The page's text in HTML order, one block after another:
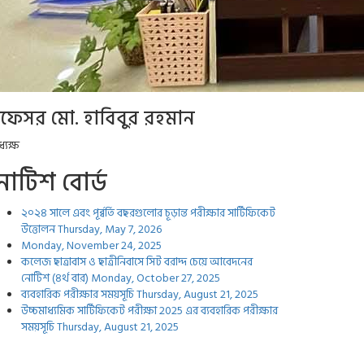
মো. হাবিবুর রহমান
বোর্ড
২০২৪ সালে এবং পূর্ব্বর্তি বছরগুলোর চূড়ান্ত পরীক্ষার সার্টিফিকেট
উত্তোলনThursday, May 7, 2026
Monday, November 24, 2025
কলেজ ছাত্রাবাস ও ছাত্রীনিবাসে সিট বরাদ্দ চেয়ে আবেদনের
নোটিশ (৪র্থ বার) Monday, October 27, 2025
ব্যবহারিক পরীক্ষার সময়সূচিThursday, August 21, 2025
উচ্চমাধ্যমিক সার্টিফিকেট পরীক্ষা 2025 এর ব্যবহারিক পরীক্ষার
সময়সূচিThursday, August 21, 2025